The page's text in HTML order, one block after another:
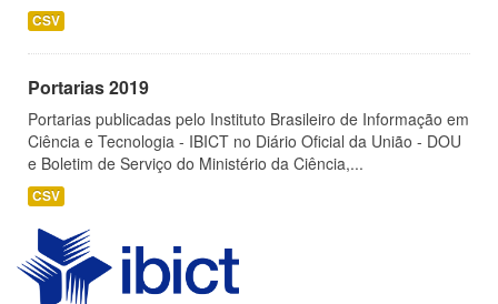
CSV
Portarias 2019
Portarias publicadas pelo Instituto Brasileiro de Informação em
Ciência e Tecnologia - IBICT no Diário Oficial da União - DOU
e Boletim de Serviço do Ministério da Ciência,...
CSV